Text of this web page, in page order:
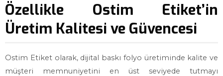
Özellikle Ostim Etiket’in
Üretim Kalitesi ve Güvencesi
Ostim Etiket olarak, dijital baskı folyo üretiminde kalite ve
müşteri memnuniyetini en üst seviyede tutmayı